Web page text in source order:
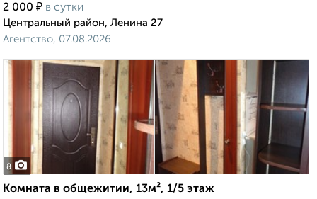
2 000 ₽ в сутки
Центральный район, Ленина 27
Агентство, 07.08.2026
8
Комната в общежитии, 13м², 1/5 этаж